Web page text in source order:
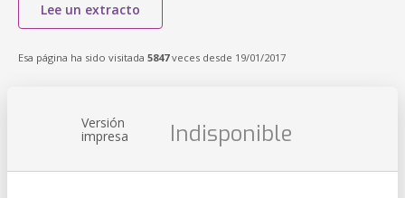
Lee un extracto
Esa página ha sido visitada 5847veces desde 19/01/2017
Versión
impresa Indisponible